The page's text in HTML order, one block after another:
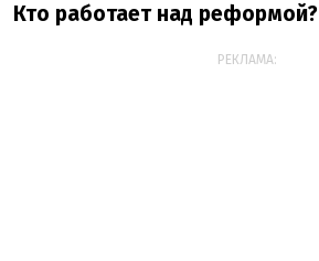
Кто работает над реформой?
РЕКЛАМА: